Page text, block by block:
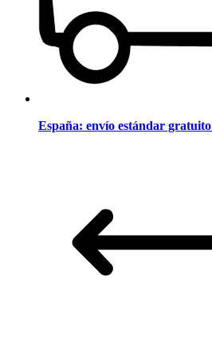
España: envío estándar gratuito